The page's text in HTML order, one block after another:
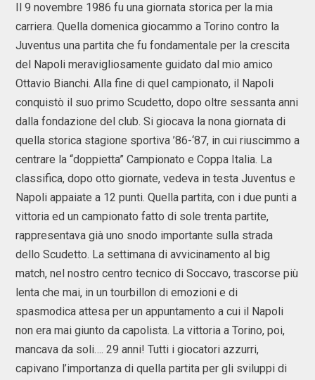
Il 9 novembre 1986 fu una giornata storica per la mia
carriera. Quella domenica giocammo a Torino contro la
Juventus una partita che fu fondamentale per la crescita
del Napoli meravigliosamente guidato dal mio amico
Ottavio Bianchi. Alla fine di quel campionato, il Napoli
conquistò il suo primo Scudetto, dopo oltre sessanta anni
dalla fondazione del club. Si giocava la nona giornata di
quella storica stagione sportiva ’86-‘87, in cui riuscimmo a
centrare la “doppietta” Campionato e Coppa Italia. La
classifica, dopo otto giornate, vedeva in testa Juventus e
Napoli appaiate a 12 punti. Quella partita, con i due punti a
vittoria ed un campionato fatto di sole trenta partite,
rappresentava già uno snodo importante sulla strada
dello Scudetto. La settimana di avvicinamento al big
match, nel nostro centro tecnico di Soccavo, trascorse più
lenta che mai, in un tourbillon di emozioni e di
spasmodica attesa per un appuntamento a cui il Napoli
non era mai giunto da capolista. La vittoria a Torino, poi,
mancava da soli…. 29 anni! Tutti i giocatori azzurri,
capivano l’importanza di quella partita per gli sviluppi di